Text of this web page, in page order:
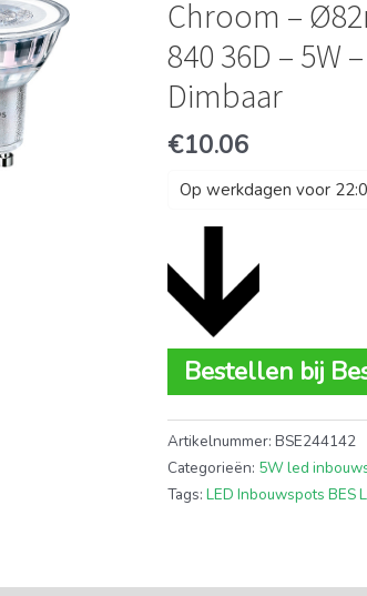
Chroom –
840 36D – 5W
Dimbaar
€10.06
Op werkdagen voor
Bestellen bij
Artikelnummer:BSE244142
Categorieën: 5W led
Tags:LED Inbouwspots BES